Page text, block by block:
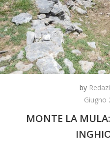
by
Giugno
MONTE LA